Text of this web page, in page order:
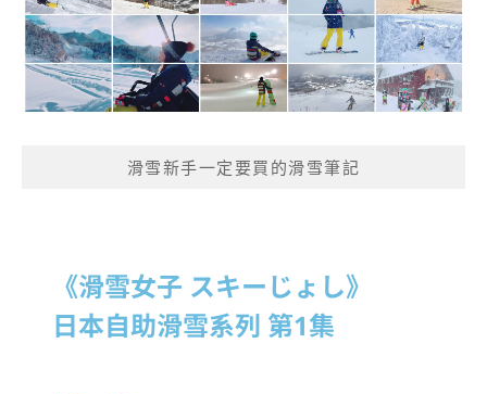
滑雪新手一定要買的滑雪筆記